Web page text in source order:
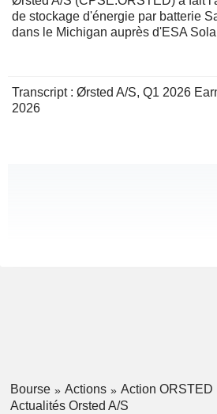
de stockage d'énergie par batterie
dans le Michigan auprès d'ESA
Transcript : Ørsted A/S, Q1 2026
2026
Bourse Actions
Action ORSTED
Actualités Orsted A/S